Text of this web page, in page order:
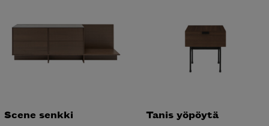
Scene senkki Tanis yöpöytä